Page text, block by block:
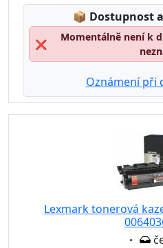
📦 Lagerstatus:
Dostupnost
❌
Momentálně není k
Oznámení při
Lexmark tonerová